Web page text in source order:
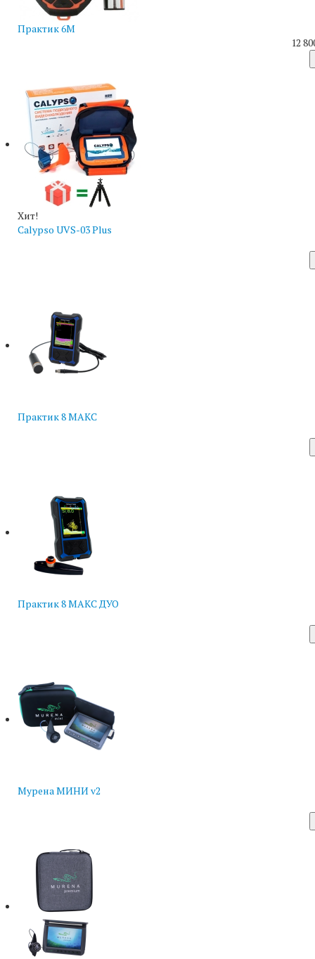
Практик 6М
12
Хит!
Calypso UVS-03 Plus
Практик 8 МАКС
Практик 8 МАКС ДУО
Мурена МИНИ v2